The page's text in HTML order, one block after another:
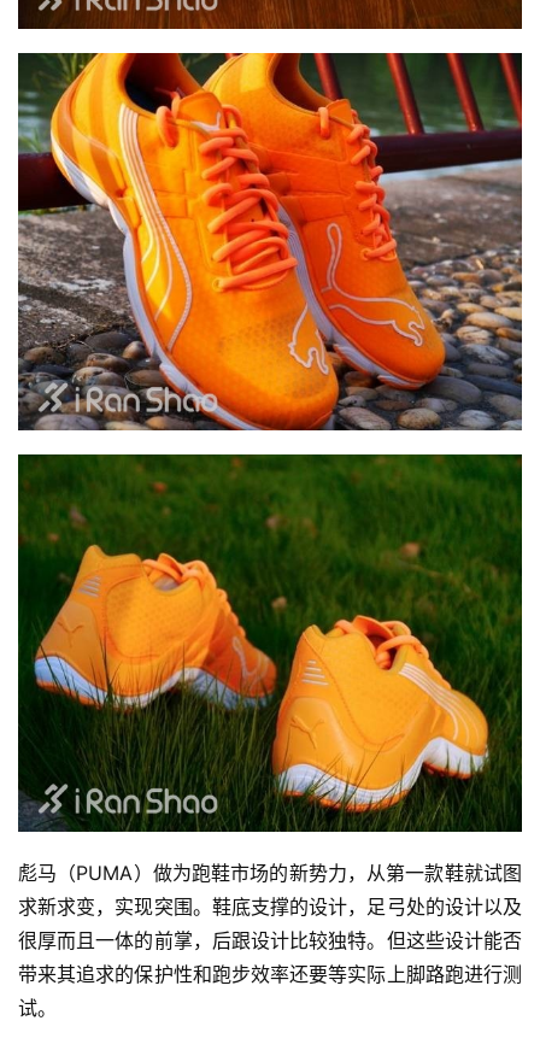
彪马（PUMA）做为跑鞋市场的新势力，从第一款鞋就试图
求新求变，实现突围。鞋底支撑的设计，足弓处的设计以及
很厚而且一体的前掌，后跟设计比较独特。但这些设计能否
带来其追求的保护性和跑步效率还要等实际上脚路跑进行测
试。